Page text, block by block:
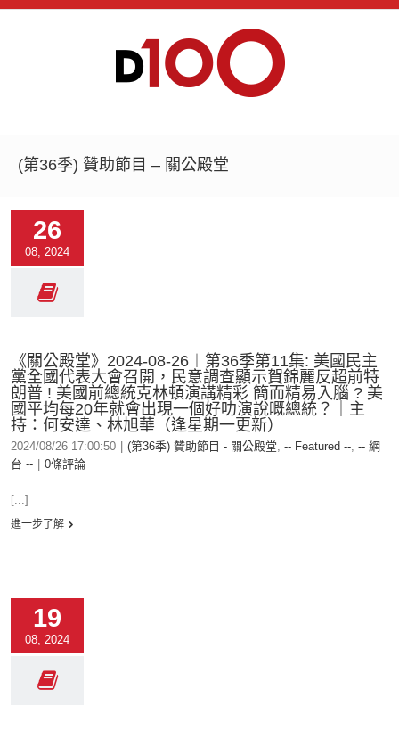
(第36季) 贊助節目 – 關公殿堂
26
08, 2024
《關公殿堂》2024-08-26︱第36季第11集: 美國民主
黨全國代表大會召開，民意調查顯示賀錦麗反超前特
朗普 ! 美國前總統克林頓演講精彩 簡而精易入腦 ? 美
國平均每20年就會出現一個好叻演說嘅總統？｜主
持：何安達、林旭華（逢星期一更新）
2024/08/26 17:00:50 (第36季) 贊助節目 - 關公殿堂, -- Featured --, -- 網
台 --
0條評論
[...]
進一步了解
19
08, 2024